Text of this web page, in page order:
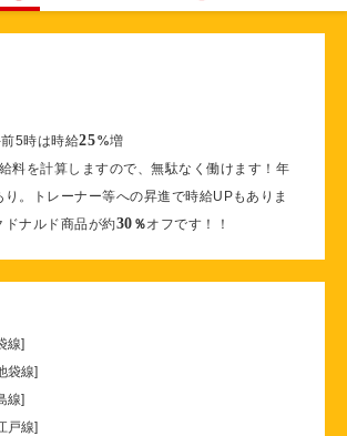
5時は時給25%増
料を計算しますので、無駄なく働けます！年
り。トレーナー等への昇進で時給UPもありま
ドナルド商品が約30 ％オフです！！
線]
袋線]
線]
戸線]